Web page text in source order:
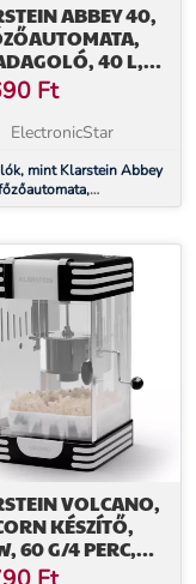
ABBEY 40,
40 L,
180 PERC,
ACÉL
Ft
ElectronicStar
mint Klarstein Abbey
40 l, 100 °C, 180
VOLCANO,
KÉSZÍTŐ,
60 G/4 PERC,
ACÉL